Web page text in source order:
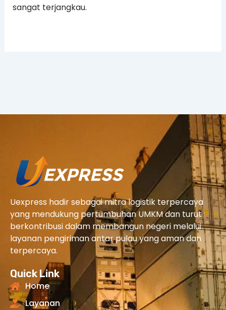
sangat terjangkau.
Uexpress hadir sebagai mitra logistik terpercaya
yang mendukung pertumbuhan UMKM dan turut
berkontribusi dalam membangun negeri melalui
layanan pengiriman antar pulau yang aman dan
terpercaya.
Quick Link
Home
Layanan